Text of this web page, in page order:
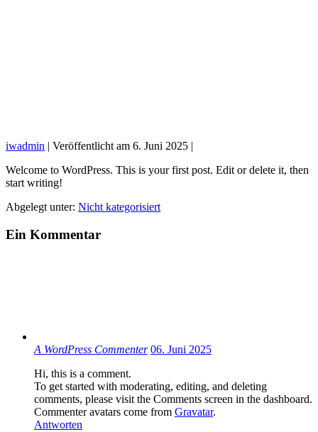
iwadmin | Veröffentlicht am 6. Juni 2025 |
Welcome to WordPress. This is your first post. Edit or delete it, then
start writing!
Abgelegt unter: Nicht kategorisiert
Ein Kommentar
A WordPress Commenter 06. Juni 2025
Hi, this is a comment.
To get started with moderating, editing, and deleting
comments, please visit the Comments screen in the dashboard.
Commenter avatars come from Gravatar.
Antworten